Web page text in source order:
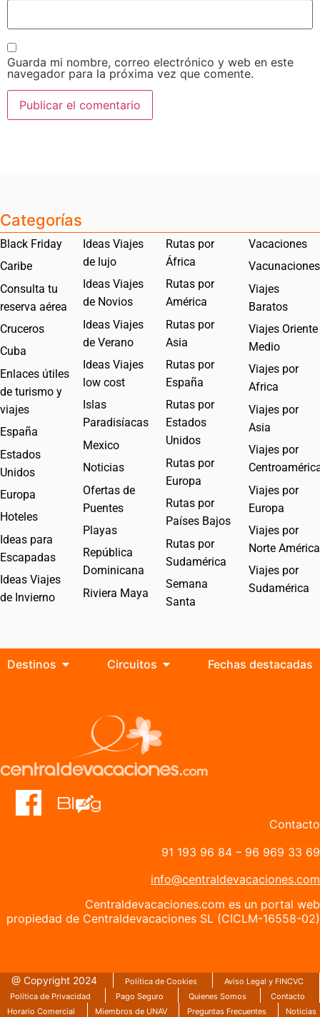
Guarda mi nombre, correo electrónico y web en este
navegador para la próxima vez que comente.
Categorías
Black Friday
Caribe
Consulta tu
reserva aérea
Cruceros
Cuba
Enlaces útiles
de turismo y
viajes
España
Estados
Unidos
Europa
Hoteles
Ideas para
Escapadas
Ideas Viajes
de Invierno
Ideas Viajes
de lujo
Ideas Viajes
de Novios
Ideas Viajes
de Verano
Ideas Viajes
low cost
Islas
Paradisíacas
Mexico
Noticias
Ofertas de
Puentes
Playas
República
Dominicana
Riviera Maya
Rutas por
África
Rutas por
América
Rutas por
Asia
Rutas por
España
Rutas por
Estados
Unidos
Rutas por
Europa
Rutas por
Países Bajos
Rutas por
Sudamérica
Semana
Santa
Vacaciones
Vacunaciones
Viajes
Baratos
Viajes Oriente
Medio
Viajes por
Africa
Viajes por
Asia
Viajes por
Viajes por
Europa
Viajes por
Norte América
Viajes por
Sudamérica
Destinos Circuitos Fechas destacadas
Contacto
91 193 96 84 – 96 969 33 69
info@centraldevacaciones.com
Centraldevacaciones.com es un portal web
propiedad de Centraldevacaciones SL (CICLM-16558-02)
@ Copyright 2024 Política de Cookies
Aviso Legal y FINCVC
Política de Privacidad
Pago Seguro Quienes Somos
Contacto
Horario Comercial
Miembros de UNAV Preguntas Frecuentes Noticias